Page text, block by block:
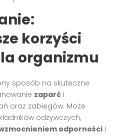
korzyści
organizmu
sposób na skuteczne
zaparć i
oraz zabiegów. Może
odżywczych,
odporności i